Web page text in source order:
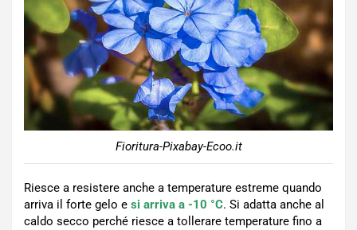
Fioritura-Pixabay-Ecoo.it
Riesce a resistere anche a temperature estreme quando
arriva il forte gelo e si arriva a -10 °C. Si adatta anche al
caldo secco perché riesce a tollerare temperature fino a